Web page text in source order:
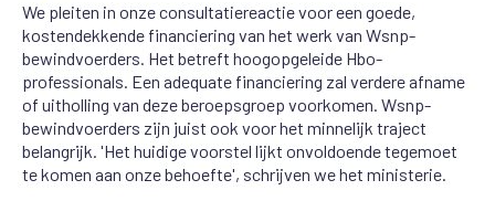
We pleiten in onze consultatiereactie voor een goede,
kostendekkende financiering van het werk van Wsnp-
bewindvoerders. Het betreft hoogopgeleide Hbo-
professionals. Een adequate financiering zal verdere afname
of uitholling van deze beroepsgroep voorkomen. Wsnp-
bewindvoerders zijn juist ook voor het minnelijk traject
belangrijk. 'Het huidige voorstel lijkt onvoldoende tegemoet
te komen aan onze behoefte', schrijven we het ministerie.